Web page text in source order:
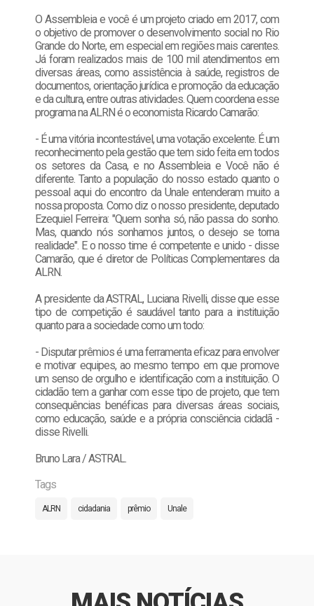
O Assembleia e você é um projeto criado em 2017, com
o objetivo de promover o desenvolvimento social no Rio
Grande do Norte, em especial em regiões mais carentes.
Já foram realizados mais de 100 mil atendimentos em
diversas áreas, como assistência à saúde, registros de
documentos, orientação jurídica e promoção da educação
e da cultura, entre outras atividades. Quem coordena esse
programa na ALRN é o economista Ricardo Camarão:
- É uma vitória incontestável, uma votação excelente. É um
reconhecimento pela gestão que tem sido feita em todos
os setores da Casa, e no Assembleia e Você não é
diferente. Tanto a população do nosso estado quanto o
pessoal aqui do encontro da Unale entenderam muito a
nossa proposta. Como diz o nosso presidente, deputado
Ezequiel Ferreira: "Quem sonha só, não passa do sonho.
Mas, quando nós sonhamos juntos, o desejo se torna
realidade". E o nosso time é competente e unido - disse
Camarão, que é diretor de Políticas Complementares da
ALRN.
A presidente da ASTRAL, Luciana Rivelli, disse que esse
tipo de competição é saudável tanto para a instituição
quanto para a sociedade como um todo:
- Disputar prêmios é uma ferramenta eficaz para envolver
e motivar equipes, ao mesmo tempo em que promove
um senso de orgulho e identificação com a instituição. O
cidadão tem a ganhar com esse tipo de projeto, que tem
consequências benéficas para diversas áreas sociais,
como educação, saúde e a própria consciência cidadã -
disse Rivelli.
Bruno Lara / ASTRAL.
Tags
ALRN cidadania prêmio Unale